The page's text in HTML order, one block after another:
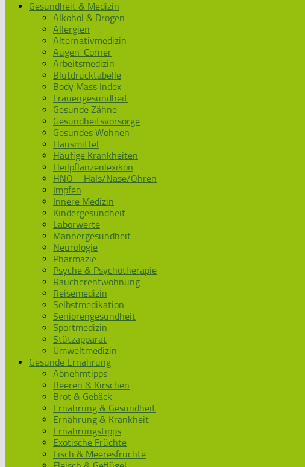
Gesundheit & Medizin
Alkohol & Drogen
Allergien
Alternativmedizin
Augen-Corner
Arbeitsmedizin
Blutdrucktabelle
Body Mass Index
Frauengesundheit
Gesunde Zähne
Gesundheitsvorsorge
Gesundes Wohnen
Hausmittel
Häufige Krankheiten
Heilpflanzenlexikon
HNO – Hals/Nase/Ohren
Impfen
Innere Medizin
Kindergesundheit
Laborwerte
Männergesundheit
Neurologie
Pharmazie
Psyche & Psychotherapie
Raucherentwöhnung
Reisemedizin
Selbstmedikation
Seniorengesundheit
Sportmedizin
Stützapparat
Umweltmedizin
Gesunde Ernährung
Abnehmtipps
Beeren & Kirschen
Brot & Gebäck
Ernährung & Gesundheit
Ernährung & Krankheit
Ernährungstipps
Exotische Früchte
Fisch & Meeresfrüchte